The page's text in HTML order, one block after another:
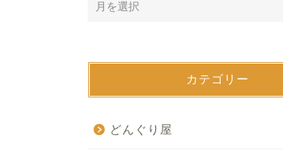
カテゴリー
どんぐり屋